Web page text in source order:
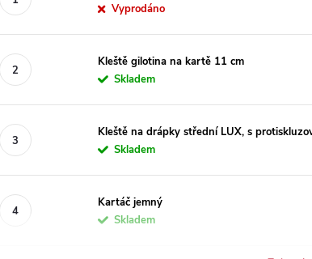
Vyprodáno
Kleště gilotina na kartě 11 cm
Skladem
Kleště na drápky střední LUX, s
Skladem
Kartáč jemný
Skladem